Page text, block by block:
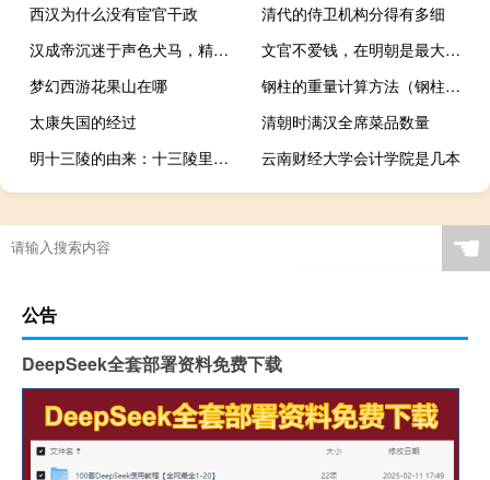
西汉为什么没有宦官干政
清代的侍卫机构分得有多细
汉成帝沉迷于声色犬马，精尽人亡
文官不爱钱，在明朝是最大的谎言
梦幻西游花果山在哪
钢柱的重量计算方法（钢柱的重量计算公式）
太康失国的经过
清朝时满汉全席菜品数量
明十三陵的由来：十三陵里面少了哪三个皇帝的墓？
云南财经大学会计学院是几本
☚
公告
DeepSeek全套部署资料免费下载